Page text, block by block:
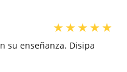
★★★★★
su enseñanza. Disipa